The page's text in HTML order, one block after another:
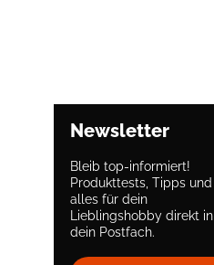
Newsletter
Bleib top-informiert!
Produkttests, Tipps und
alles für dein
Lieblingshobby direkt in
dein Postfach.